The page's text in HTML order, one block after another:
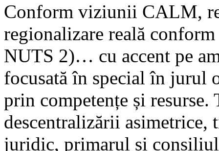
Conform viziunii CALM,
regionalizare reală
NUTS 2)… cu accent pe
focusată în special în jurul
prin competențe și resurse.
descentralizării asimetrice,
juridic, primarul și